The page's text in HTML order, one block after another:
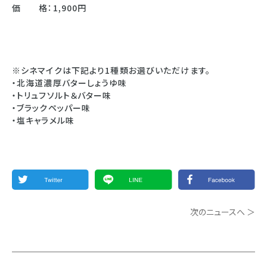
価 格：1,900円
※シネマイクは下記より1種類お選びいただけます。
・北海道濃厚バターしょうゆ味
・トリュフソルト＆バター味
・ブラックペッパー味
・塩キャラメル味
次のニュースへ ＞